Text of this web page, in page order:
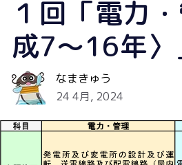
１回「電力
成7～16年〉
なまきゅう
24 4月, 2024